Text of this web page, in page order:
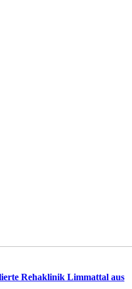
Rehaklinik Limmattal aus